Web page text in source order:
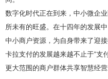
数字化时代正在到来，中小微企
所未有的旺盛。在十四年的发展
中小商户资源，为自身带来了迎
卡拉支付的发展越来越不止于”支
更大范围的商户群体共享智慧经营